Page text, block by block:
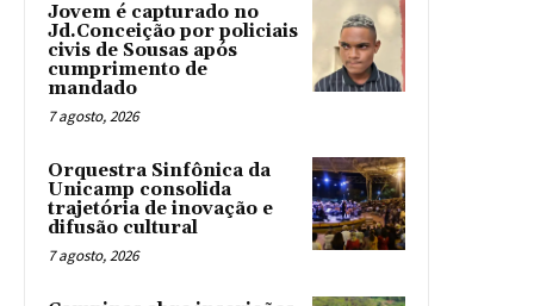
Jovem é capturado no
Jd.Conceição por policiais
civis de Sousas após
cumprimento de
mandado
7 agosto, 2026
Orquestra Sinfônica da
Unicamp consolida
trajetória de inovação e
difusão cultural
7 agosto, 2026